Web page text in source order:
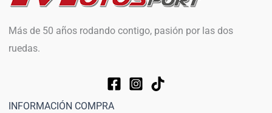
Más de 50 años rodando contigo, pasión por las dos
ruedas.
INFORMACIÓN COMPRA